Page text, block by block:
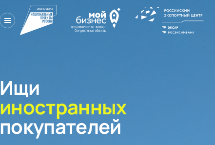
Ищи
иностранных
покупателей